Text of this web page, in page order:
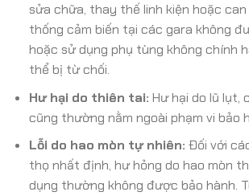
sửa chữa, thay thế linh kiện hoặc
thống cảm biến tại các gara không
hoặc sử dụng phụ tùng không chính
thể bị từ chối.
Hư hại do thiên tai: Hư hại do lũ lụt,
cũng thường nằm ngoài phạm vi bảo
Lỗi do hao mòn tự nhiên: Đối với
thọ nhất định, hư hỏng do hao mòn
dụng thường không được bảo hành.